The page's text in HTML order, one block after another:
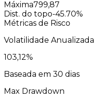
Máxima799,87
Dist. do topo-45.70%
Métricas de Risco
Volatilidade Anualizada
103,12%
Baseada em 30 dias
Max Drawdown